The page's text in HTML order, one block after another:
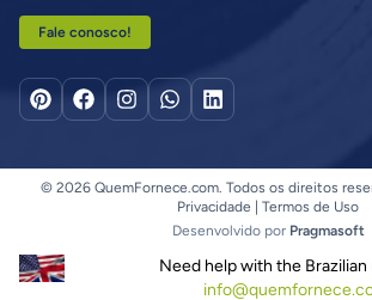
Fale conosco!
© 2026 QuemFornece.com. Todos os direitos
Privacidade
Termos de Uso
Desenvolvido por Pragmasoft
Need help with the Brazilian